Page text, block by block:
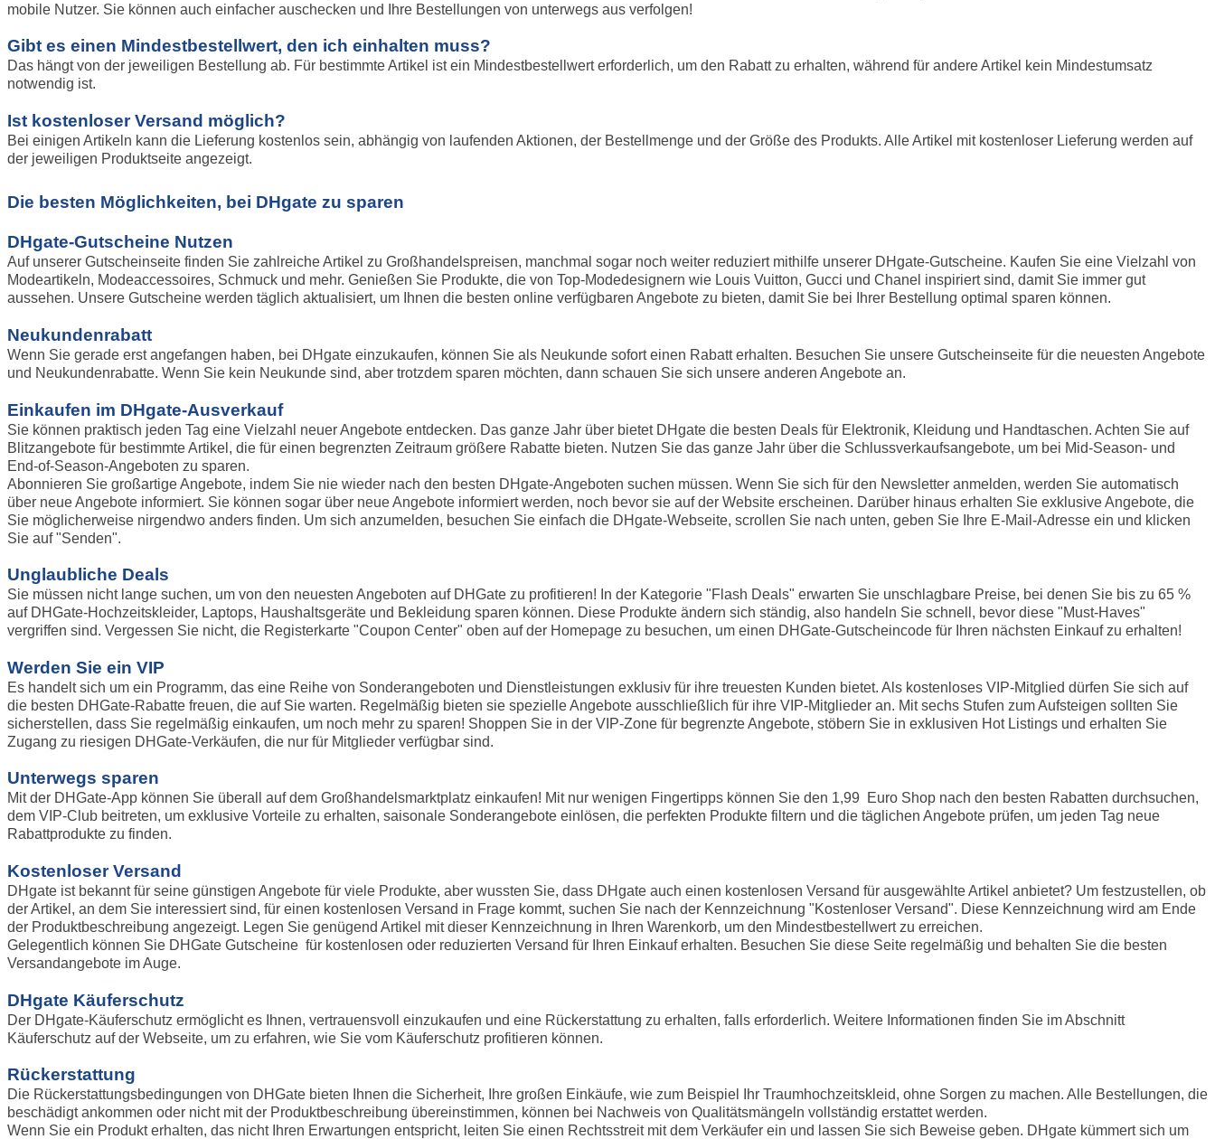
mobile Nutzer. Sie können auch einfacher auschecken und Ihre Bestellungen von unterwegs aus verfolgen!
Gibt es einen Mindestbestellwert, den ich einhalten muss?
Das hängt von der jeweiligen Bestellung ab. Für bestimmte Artikel ist ein Mindestbestellwert erforderlich, um den Rabatt zu erhalten, während für andere Artikel kein Mindestumsatz
notwendig ist.
Ist kostenloser Versand möglich?
Bei einigen Artikeln kann die Lieferung kostenlos sein, abhängig von laufenden Aktionen, der Bestellmenge und der Größe des Produkts. Alle Artikel mit kostenloser Lieferung werden auf
der jeweiligen Produktseite angezeigt.
Die besten Möglichkeiten, bei DHgate zu sparen
DHgate-Gutscheine Nutzen
Auf unserer Gutscheinseite finden Sie zahlreiche Artikel zu Großhandelspreisen, manchmal sogar noch weiter reduziert mithilfe unserer DHgate-Gutscheine. Kaufen Sie eine Vielzahl von
Modeartikeln, Modeaccessoires, Schmuck und mehr. Genießen Sie Produkte, die von Top-Modedesignern wie Louis Vuitton, Gucci und Chanel inspiriert sind, damit Sie immer gut
aussehen. Unsere Gutscheine werden täglich aktualisiert, um Ihnen die besten online verfügbaren Angebote zu bieten, damit Sie bei Ihrer Bestellung optimal sparen können.
Neukundenrabatt
Wenn Sie gerade erst angefangen haben, bei DHgate einzukaufen, können Sie als Neukunde sofort einen Rabatt erhalten. Besuchen Sie unsere Gutscheinseite für die neuesten Angebote
und Neukundenrabatte. Wenn Sie kein Neukunde sind, aber trotzdem sparen möchten, dann schauen Sie sich unsere anderen Angebote an.
Einkaufen im DHgate-Ausverkauf
Sie können praktisch jeden Tag eine Vielzahl neuer Angebote entdecken. Das ganze Jahr über bietet DHgate die besten Deals für Elektronik, Kleidung und Handtaschen. Achten Sie auf
Blitzangebote für bestimmte Artikel, die für einen begrenzten Zeitraum größere Rabatte bieten. Nutzen Sie das ganze Jahr über die Schlussverkaufsangebote, um bei Mid-Season- und
End-of-Season-Angeboten zu sparen.
Abonnieren Sie großartige Angebote, indem Sie nie wieder nach den besten DHgate-Angeboten suchen müssen. Wenn Sie sich für den Newsletter anmelden, werden Sie automatisch
über neue Angebote informiert. Sie können sogar über neue Angebote informiert werden, noch bevor sie auf der Website erscheinen. Darüber hinaus erhalten Sie exklusive Angebote, die
Sie möglicherweise nirgendwo anders finden. Um sich anzumelden, besuchen Sie einfach die DHgate-Webseite, scrollen Sie nach unten, geben Sie Ihre E-Mail-Adresse ein und klicken
Sie auf "Senden".
Unglaubliche Deals
Sie müssen nicht lange suchen, um von den neuesten Angeboten auf DHGate zu profitieren! In der Kategorie "Flash Deals" erwarten Sie unschlagbare Preise, bei denen Sie bis zu 65 %
auf DHGate-Hochzeitskleider, Laptops, Haushaltsgeräte und Bekleidung sparen können. Diese Produkte ändern sich ständig, also handeln Sie schnell, bevor diese "Must-Haves"
vergriffen sind. Vergessen Sie nicht, die Registerkarte "Coupon Center" oben auf der Homepage zu besuchen, um einen DHGate-Gutscheincode für Ihren nächsten Einkauf zu erhalten!
Werden Sie ein VIP
Es handelt sich um ein Programm, das eine Reihe von Sonderangeboten und Dienstleistungen exklusiv für ihre treuesten Kunden bietet. Als kostenloses VIP-Mitglied dürfen Sie sich auf
die besten DHGate-Rabatte freuen, die auf Sie warten. Regelmäßig bieten sie spezielle Angebote ausschließlich für ihre VIP-Mitglieder an. Mit sechs Stufen zum Aufsteigen sollten Sie
sicherstellen, dass Sie regelmäßig einkaufen, um noch mehr zu sparen! Shoppen Sie in der VIP-Zone für begrenzte Angebote, stöbern Sie in exklusiven Hot Listings und erhalten Sie
Zugang zu riesigen DHGate-Verkäufen, die nur für Mitglieder verfügbar sind.
Unterwegs sparen
Mit der DHGate-App können Sie überall auf dem Großhandelsmarktplatz einkaufen! Mit nur wenigen Fingertipps können Sie den 1,99 Euro Shop nach den besten Rabatten durchsuchen,
dem VIP-Club beitreten, um exklusive Vorteile zu erhalten, saisonale Sonderangebote einlösen, die perfekten Produkte filtern und die täglichen Angebote prüfen, um jeden Tag neue
Rabattprodukte zu finden.
Kostenloser Versand
DHgate ist bekannt für seine günstigen Angebote für viele Produkte, aber wussten Sie, dass DHgate auch einen kostenlosen Versand für ausgewählte Artikel anbietet? Um festzustellen, ob
der Artikel, an dem Sie interessiert sind, für einen kostenlosen Versand in Frage kommt, suchen Sie nach der Kennzeichnung "Kostenloser Versand". Diese Kennzeichnung wird am Ende
der Produktbeschreibung angezeigt. Legen Sie genügend Artikel mit dieser Kennzeichnung in Ihren Warenkorb, um den Mindestbestellwert zu erreichen.
Gelegentlich können Sie DHGate Gutscheine für kostenlosen oder reduzierten Versand für Ihren Einkauf erhalten. Besuchen Sie diese Seite regelmäßig und behalten Sie die besten
Versandangebote im Auge.
DHgate Käuferschutz
Der DHgate-Käuferschutz ermöglicht es Ihnen, vertrauensvoll einzukaufen und eine Rückerstattung zu erhalten, falls erforderlich. Weitere Informationen finden Sie im Abschnitt
Käuferschutz auf der Webseite, um zu erfahren, wie Sie vom Käuferschutz profitieren können.
Rückerstattung
Die Rückerstattungsbedingungen von DHGate bieten Ihnen die Sicherheit, Ihre großen Einkäufe, wie zum Beispiel Ihr Traumhochzeitskleid, ohne Sorgen zu machen. Alle Bestellungen, die
beschädigt ankommen oder nicht mit der Produktbeschreibung übereinstimmen, können bei Nachweis von Qualitätsmängeln vollständig erstattet werden.
Wenn Sie ein Produkt erhalten, das nicht Ihren Erwartungen entspricht, leiten Sie einen Rechtsstreit mit dem Verkäufer ein und lassen Sie sich Beweise geben. DHgate kümmert sich um